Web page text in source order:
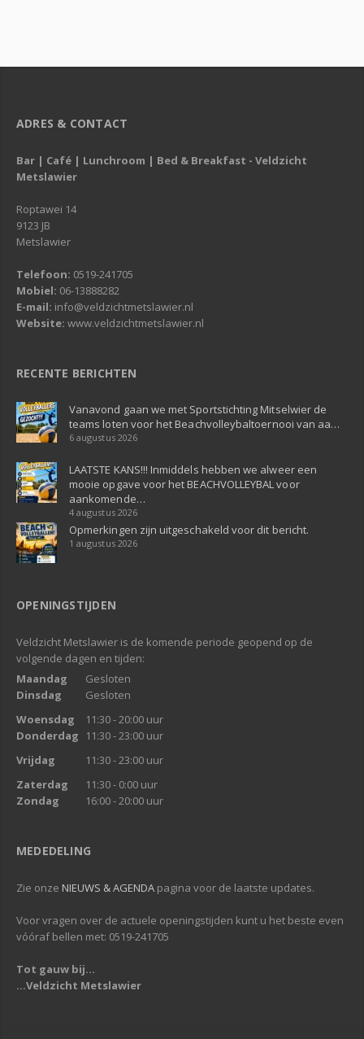
ADRES & CONTACT
Bar | Café | Lunchroom | Bed & Breakfast - Veldzicht
Metslawier
Roptawei 14
9123 JB
Metslawier
Telefoon: 0519-241705
Mobiel: 06-13888282
E-mail: info@veldzichtmetslawier.nl
Website: www.veldzichtmetslawier.nl
RECENTE BERICHTEN
Vanavond gaan we met Sportstichting Mitselwier de
teams loten voor het Beachvolleybaltoernooi van aa…
6 augustus 2026
LAATSTE KANS!!! Inmiddels hebben we alweer een
mooie opgave voor het BEACHVOLLEYBAL voor
aankomende…
4 augustus 2026
Opmerkingen zijn uitgeschakeld voor dit bericht.
1 augustus 2026
OPENINGSTIJDEN
Veldzicht Metslawier is de komende periode geopend op de
volgende dagen en tijden:
Maandag
Gesloten
Dinsdag
Gesloten
Woensdag
11:30 - 20:00 uur
Donderdag
11:30 - 23:00 uur
Vrijdag
11:30 - 23:00 uur
Zaterdag
11:30 - 0:00 uur
Zondag
16:00 - 20:00 uur
MEDEDELING
Zie onze NIEUWS & AGENDA pagina voor de laatste updates.
Voor vragen over de actuele openingstijden kunt u het beste even
vóóraf bellen met: 0519-241705
Tot gauw bij...
...Veldzicht Metslawier